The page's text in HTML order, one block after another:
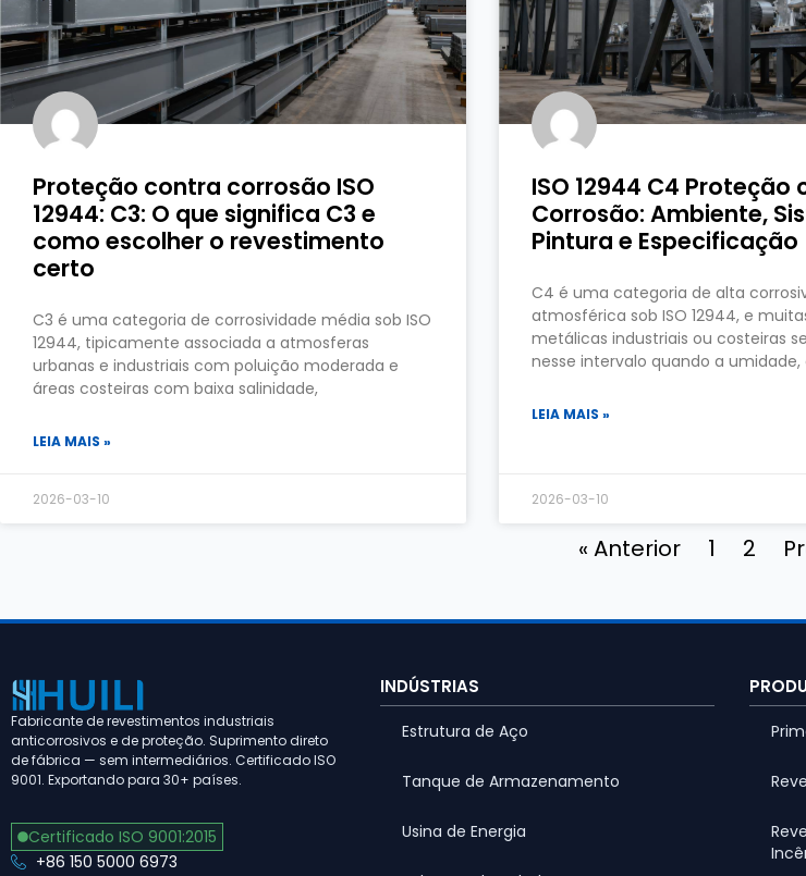
Proteção contra corrosão ISO
12944: C3: O que significa C3 e
como escolher o revestimento
certo
C3 é uma categoria de corrosividade média sob ISO
12944, tipicamente associada a atmosferas
urbanas e industriais com poluição moderada e
áreas costeiras com baixa salinidade,
LEIA MAIS »
2026-03-10
ISO 12944 C4 Proteção
Corrosão: Ambiente,
Pintura e Especificação
C4 é uma categoria de alta
atmosférica sob ISO 12944, e
metálicas industriais ou costeiras
nesse intervalo quando a umidade,
LEIA MAIS »
2026-03-10
« Anterior 1 2
Fabricante de revestimentos industriais
anticorrosivos e de proteção. Suprimento direto
de fábrica — sem intermediários. Certificado ISO
9001. Exportando para 30+ países.
Certificado ISO 9001:2015
+86 150 5000 6973
INDÚSTRIAS
Estrutura de Aço
Tanque de Armazenamento
Usina de Energia